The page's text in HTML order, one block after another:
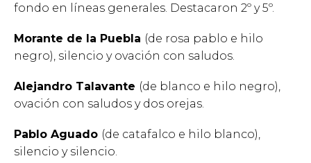
fondo en líneas generales. Destacaron 2º y 5º.
Morante de la Puebla (de rosa pablo e hilo
negro), silencio y ovación con saludos.
Alejandro Talavante (de blanco e hilo negro),
ovación con saludos y dos orejas.
Pablo Aguado (de catafalco e hilo blanco),
silencio y silencio.